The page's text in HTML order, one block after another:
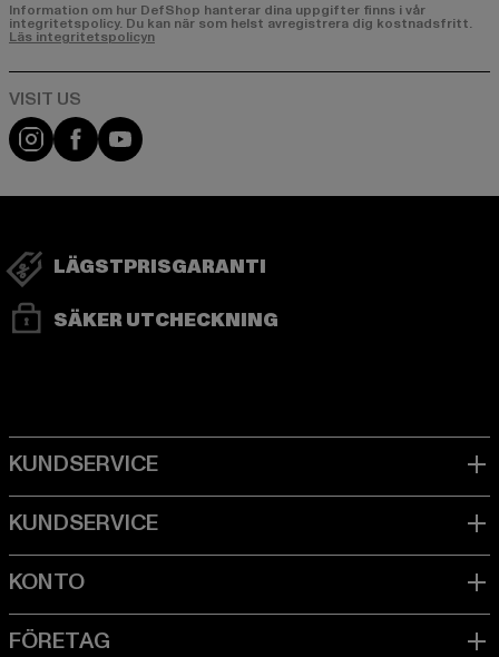
Information om hur DefShop hanterar dina uppgifter finns i vår
integritetspolicy. Du kan när som helst avregistrera dig kostnadsfritt.
Läs integritetspolicyn
Visit our Instagram page:
Visit our Facebook page:
Visit our YouTube channel:
LÄGSTPRISGARANTI
SÄKER UTCHECKNING